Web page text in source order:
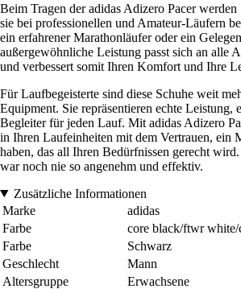
Beim Tragen der adidas Adizero Pacer
sie bei professionellen und Amateur-Läufern
ein erfahrener Marathonläufer oder ein
außergewöhnliche Leistung passt sich an alle
und verbessert somit Ihren Komfort und Ihre
Für Laufbegeisterte sind diese Schuhe weit
Equipment. Sie repräsentieren echte Leistung,
Begleiter für jeden Lauf. Mit adidas Adizero
in Ihren Laufeinheiten mit dem Vertrauen, ein
haben, das all Ihren Bedürfnissen gerecht
war noch nie so angenehm und effektiv.
Zusätzliche Informationen
Marke
adidas
Farbe
core black/ftwr white/
Farbe
Schwarz
Geschlecht
Mann
Altersgruppe
Erwachsene